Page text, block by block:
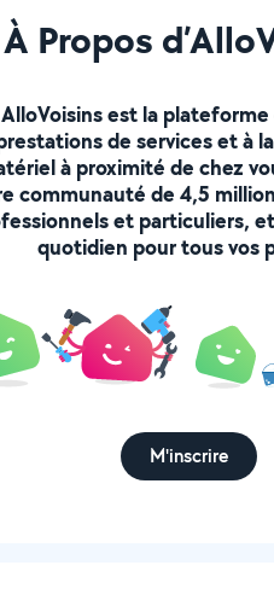
À Propos
AlloVoisins est la
de services et à
à proximité de chez
communauté de 4,5
et particuliers,
quotidien pour tous vos
M'inscrire